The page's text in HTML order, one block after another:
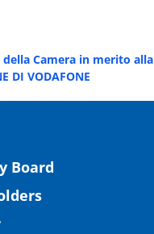
Camera in merito alla
DI VODAFONE
Board